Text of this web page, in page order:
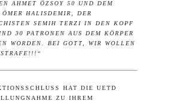
AHMET ÖZSOY 50 UND DEM
ÖMER HALISDEMIR, DER
SEMIH TERZI IN DEN KOPF
30 PATRONEN AUS DEM KÖRPER
WORDEN. BEI GOTT, WIR WOLLEN
HAT DIE UETD
ZU IHREM